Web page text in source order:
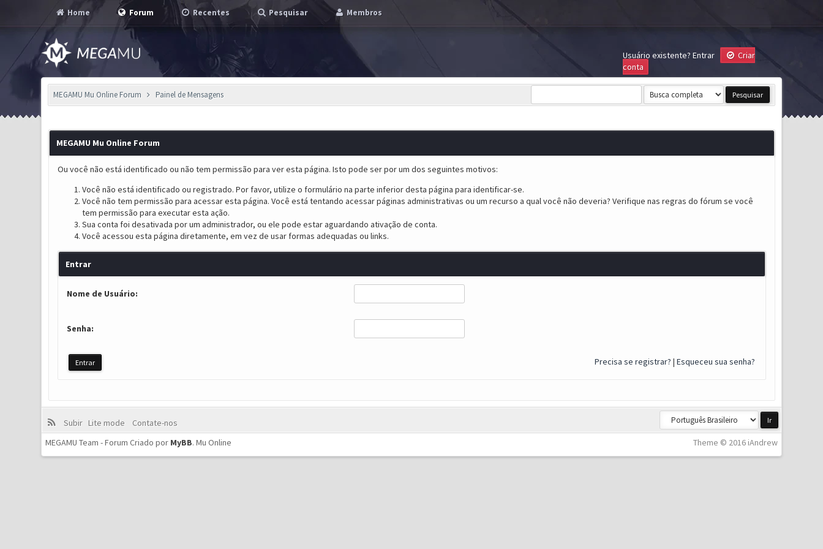
Home Forum Recentes Pesquisar Membros
Usuário existente? Entrar
Criar
conta
MEGAMU Mu Online Forum Painel de Mensagens
MEGAMU Mu Online Forum
Ou você não está identificado ou não tem permissão para ver esta página. Isto pode ser por um dos seguintes motivos:
Você não está identificado ou registrado. Por favor, utilize o formulário na parte inferior desta página para identificar-se.
Você não tem permissão para acessar esta página. Você está tentando acessar páginas administrativas ou um recurso a qual você não deveria? Verifique nas regras do fórum se você
tem permissão para executar esta ação.
Sua conta foi desativada por um administrador, ou ele pode estar aguardando ativação de conta.
Você acessou esta página diretamente, em vez de usar formas adequadas ou links.
Entrar
Nome de Usuário:
Senha:
Precisa se registrar? | Esqueceu sua senha?
Subir Lite mode
Contate-nos
Theme © 2016 iAndrew
MEGAMU Team - Forum Criado por MyBB.Mu Online